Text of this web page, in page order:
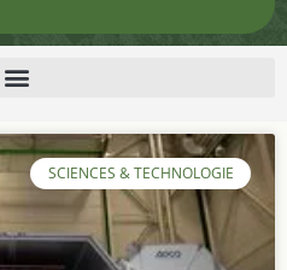
SCIENCES & TECHNOLOGIE